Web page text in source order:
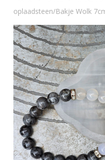
oplaadsteen/Bakje Wolk